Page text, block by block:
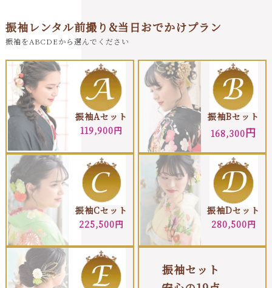
振袖レンタル前撮り&当日おでかけプラン
振袖をABCDEから選んでください
振袖Aセット
119,900円
振袖Bセット
168,300円
振袖Cセット
225,500円
振袖Dセット
280,500円
振袖セット